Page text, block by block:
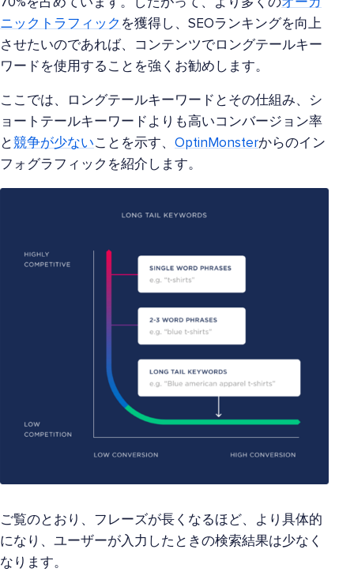
ニックトラフィック を獲得し、SEOランキングを向上
させたいのであれば、コンテンツでロングテールキー
ワードを使用することを強くお勧めします。
ここでは、ロングテールキーワードとその仕組み、シ
ョートテールキーワードよりも高いコンバージョン率
と競争が少ないことを示す、 OptinMonsterからのイン
フォグラフィックを紹介します。
ご覧のとおり、フレーズが長くなるほど、より具体的
になり、ユーザーが入力したときの検索結果は少なく
なります。